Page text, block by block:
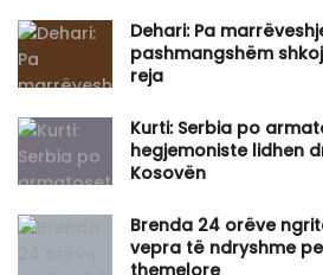
​Dehari: Pa
pashmangshëm
reja
Kurti: Serbia po
hegjemoniste lidhen
Kosovën
Brenda 24 orëve
vepra të ndryshme
themelore